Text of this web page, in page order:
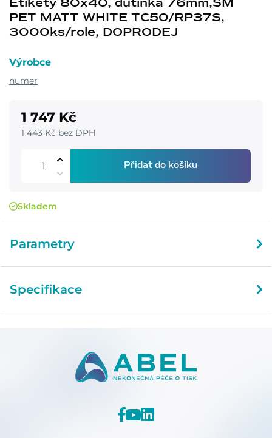
Etikety 80x40, dutinka 76mm,SM
PET MATT WHITE TC50/RP37S,
3000ks/role, DOPRODEJ
Výrobce
numer
1 747 Kč
1 443 Kč bez DPH
Přidat do košíku
Skladem
Parametry
Specifikace